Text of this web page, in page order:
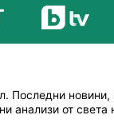
Последни новини,
анализи от света